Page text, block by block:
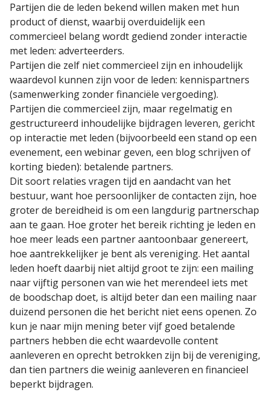
Partijen die de leden bekend willen maken met hun
product of dienst, waarbij overduidelijk een
commercieel belang wordt gediend zonder interactie
met leden: adverteerders.
Partijen die zelf niet commercieel zijn en inhoudelijk
waardevol kunnen zijn voor de leden: kennispartners
(samenwerking zonder financiële vergoeding).
Partijen die commercieel zijn, maar regelmatig en
gestructureerd inhoudelijke bijdragen leveren, gericht
op interactie met leden (bijvoorbeeld een stand op een
evenement, een webinar geven, een blog schrijven of
korting bieden): betalende partners.
Dit soort relaties vragen tijd en aandacht van het
bestuur, want hoe persoonlijker de contacten zijn, hoe
groter de bereidheid is om een langdurig partnerschap
aan te gaan. Hoe groter het bereik richting je leden en
hoe meer leads een partner aantoonbaar genereert,
hoe aantrekkelijker je bent als vereniging. Het aantal
leden hoeft daarbij niet altijd groot te zijn: een mailing
naar vijftig personen van wie het merendeel iets met
de boodschap doet, is altijd beter dan een mailing naar
duizend personen die het bericht niet eens openen. Zo
kun je naar mijn mening beter vijf goed betalende
partners hebben die echt waardevolle content
aanleveren en oprecht betrokken zijn bij de vereniging,
dan tien partners die weinig aanleveren en financieel
beperkt bijdragen.